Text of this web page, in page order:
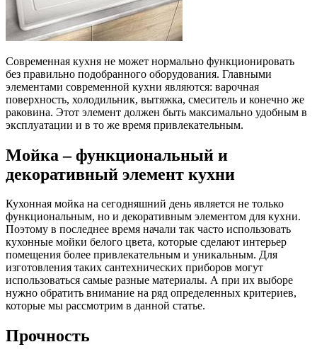
Современная кухня не может нормально функционировать
без правильно подобранного оборудования. Главными
элементами современной кухни являются: варочная
поверхность, холодильник, вытяжка, смеситель и конечно же
раковина. Этот элемент должен быть максимально удобным в
эксплуатации и в то же время привлекательным.
Мойка – функциональный и
декоративный элемент кухни
Кухонная мойка на сегодняшний день является не только
функциональным, но и декоративным элементом для кухни.
Поэтому в последнее время начали так часто использовать
кухонные мойки белого цвета, которые сделают интерьер
помещения более привлекательным и уникальным. Для
изготовления таких сантехнических приборов могут
использоваться самые разные материалы. А при их выборе
нужно обратить внимание на ряд определенных критериев,
которые мы рассмотрим в данной статье.
Прочность